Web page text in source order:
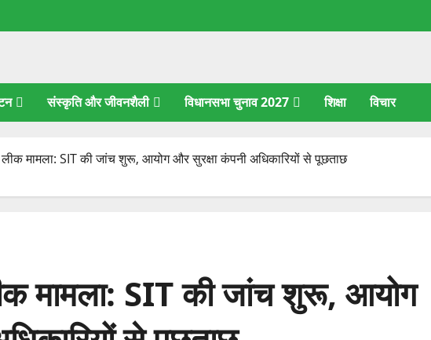
संस्कृति और जीवनशैली विधानसभा चुनाव 2027 शिक्षा विचार
मामला: SIT की जांच शुरू, आयोग और सुरक्षा कंपनी अधिकारियों से पूछताछ
मामला: SIT की जांच शुरू, आयोग